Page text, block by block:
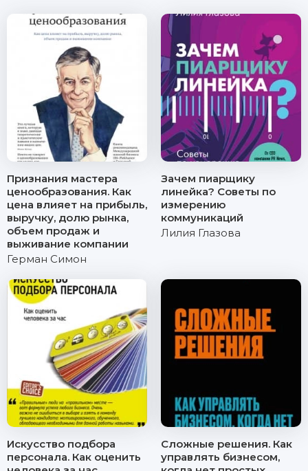
Признания мастера
ценообразования. Как
цена влияет на прибыль,
выручку, долю рынка,
объем продаж и
выживание компании
Герман Симон
Зачем пиарщику
линейка? Советы по
измерению
коммуникаций
Лилия Глазова
Искусство подбора
персонала. Как оценить
Сложные решения. Как
управлять бизнесом,